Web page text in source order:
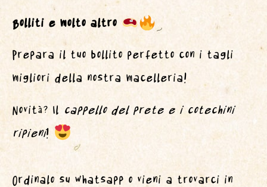
Bolliti e molto altro
Prepara il tuo bollito perfetto con i tagli
migliori della nostra macelleria!
Novità? Il cappello del prete e i cotechini
ripieni!
Ordinalo su whatsapp o vieni a trovarci in